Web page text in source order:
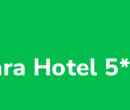
Hotel 5*